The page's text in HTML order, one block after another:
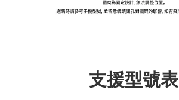
支援型號表